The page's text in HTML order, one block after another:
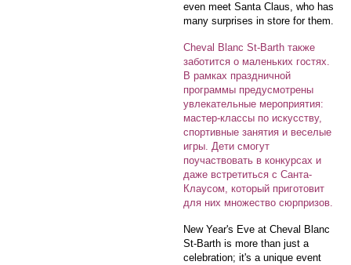
even meet Santa Claus, who has
many surprises in store for them.
Cheval Blanc St-Barth также
заботится о маленьких гостях.
В рамках праздничной
программы предусмотрены
увлекательные мероприятия:
мастер-классы по искусству,
спортивные занятия и веселые
игры. Дети смогут
поучаствовать в конкурсах и
даже встретиться с Санта-
Клаусом, который приготовит
для них множество сюрпризов.
New Year's Eve at Cheval Blanc
St-Barth is more than just a
celebration; it's a unique event